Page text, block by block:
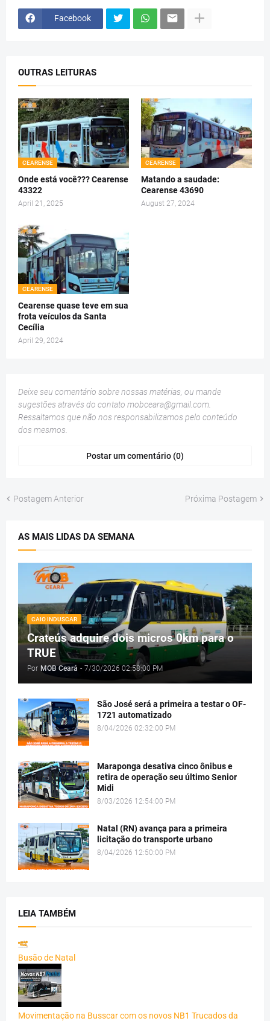
Facebook
OUTRAS LEITURAS
CEARENSE
Onde está você??? Cearense
43322
April 21, 2025
CEARENSE
Matando a saudade:
Cearense 43690
August 27, 2024
CEARENSE
Cearense quase teve em sua
frota veículos da Santa
Cecília
April 29, 2024
Deixe seu comentário sobre nossas matérias, ou mande
sugestões através do contato mobceara@gmail.com
Ressaltamos que não nos responsabilizamos pelo conteúdo
dos mesmos.
Postar um comentário (0)
Postagem Anterior Próxima Postagem
AS MAIS LIDAS DA SEMANA
CAIO INDUSCAR
Crateús adquire dois micros 0km para o
TRUE
Por MOB Ceará - 7/30/2026 02:58:00 PM
São José será a primeira a testar o OF-
1721 automatizado
8/04/2026 02:32:00 PM
Maraponga desativa cinco ônibus e
retira de operação seu último Senior
Midi
8/03/2026 12:54:00 PM
Natal (RN) avança para a primeira
licitação do transporte urbano
8/04/2026 12:50:00 PM
LEIA TAMBÉM
Busão de Natal
Movimentação na Busscar com os novos NB1 Trucados da